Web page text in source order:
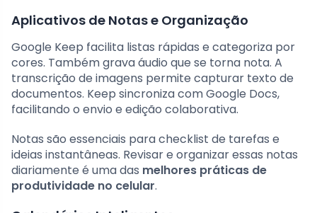
Aplicativos de Notas e Organização
Google Keep facilita listas rápidas e categoriza por
cores. Também grava áudio que se torna nota. A
transcrição de imagens permite capturar texto de
documentos. Keep sincroniza com Google Docs,
facilitando o envio e edição colaborativa.
Notas são essenciais para checklist de tarefas e
ideias instantâneas. Revisar e organizar essas notas
diariamente é uma das melhores práticas de
produtividade no celular.